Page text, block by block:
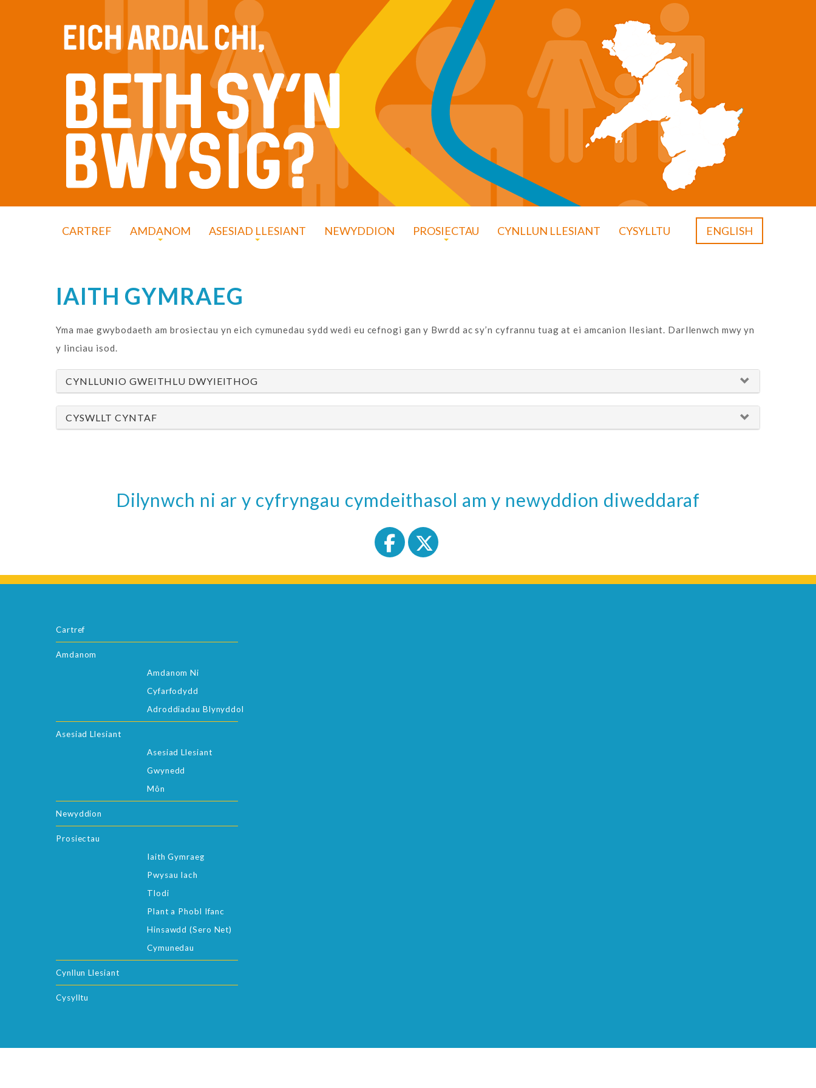
CARTREF AMDANOM ASESIAD LLESIANT NEWYDDION PROSIECTAU CYNLLUN LLESIANT CYSYLLTU ENGLISH
IAITH GYMRAEG
Yma mae gwybodaeth am brosiectau yn eich cymunedau sydd wedi eu cefnogi gan y Bwrdd ac sy’n cyfrannu tuag at ei amcanion llesiant. Darllenwch mwy yn
y linciau isod.
CYNLLUNIO GWEITHLU DWYIEITHOG
CYSWLLT CYNTAF
Dilynwch ni ar y cyfryngau cymdeithasol am y newyddion diweddaraf
Cartref
Amdanom
Amdanom Ni
Cyfarfodydd
Adroddiadau Blynyddol
Asesiad Llesiant
Asesiad Llesiant
Gwynedd
Môn
Newyddion
Prosiectau
Iaith Gymraeg
Pwysau Iach
Tlodi
Plant a Phobl Ifanc
Hinsawdd (Sero Net)
Cymunedau
Cynllun Llesiant
Cysylltu